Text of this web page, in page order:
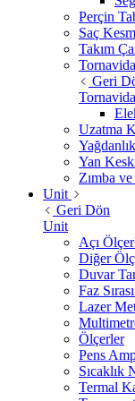
Perçin
Saç
Takım
Geri
Uzatma
Yağdanlık
Yan
Zımba ve
Unit
Geri Dön
Unit
Açı
Diğer
Duvar
Faz
Lazer
Ölçerler
Pens
Sıcaklık
Termal